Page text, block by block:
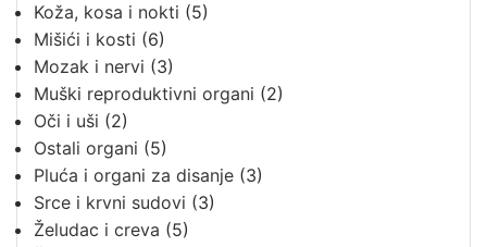
Koža, kosa i nokti (5)
Mišići i kosti (6)
Mozak i nervi (3)
Muški reproduktivni organi (2)
Oči i uši (2)
Ostali organi (5)
Pluća i organi za disanje (3)
Srce i krvni sudovi (3)
Želudac i creva (5)